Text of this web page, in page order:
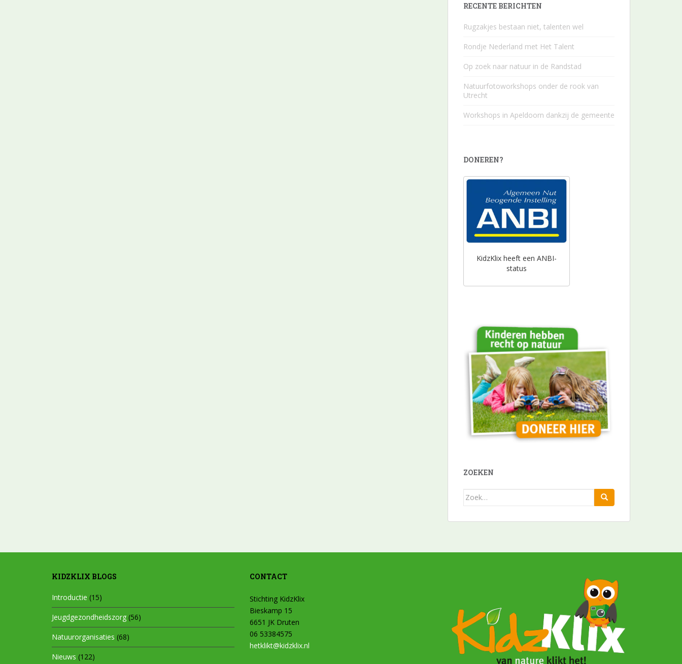
RECENTE BERICHTEN
Rugzakjes bestaan niet, talenten wel
Rondje Nederland met Het Talent
Op zoek naar natuur in de Randstad
Natuurfotoworkshops onder de rook van
Utrecht
Workshops in Apeldoorn dankzij de gemeente
DONEREN?
KidzKlix heeft een ANBI-
status
ZOEKEN
Zoek
KIDZKLIX BLOGS
Introductie (15)
Jeugdgezondheidszorg (56)
Natuurorganisaties (68)
Nieuws (122)
CONTACT
Stichting KidzKlix
Bieskamp 15
6651 JK Druten
06 53384575
hetklikt@kidzklix.nl